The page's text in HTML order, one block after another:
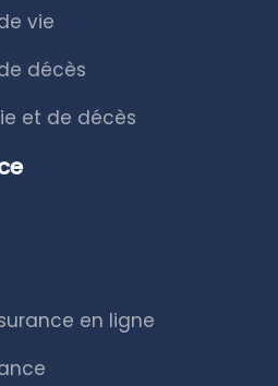
vie
décès
et de décès
en ligne